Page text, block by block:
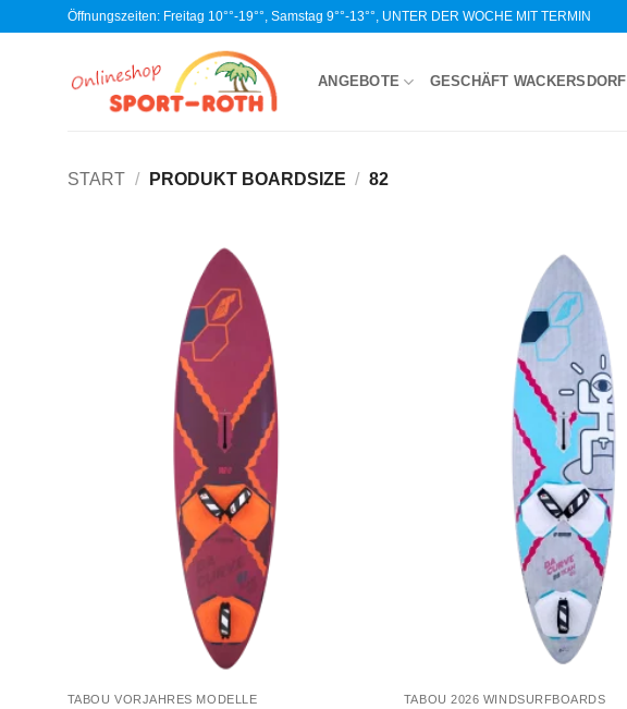
Öffnungszeiten: Freitag 10°°-19°°, Samstag 9°°-13°°, UNTER DER WOCHE MIT TERMIN
ANGEBOTE GESCHÄFT WACKERSDORF
START / PRODUKT BOARDSIZE / 82
TABOU VORJAHRES MODELLE TABOU 2026 WINDSURFBOARDS